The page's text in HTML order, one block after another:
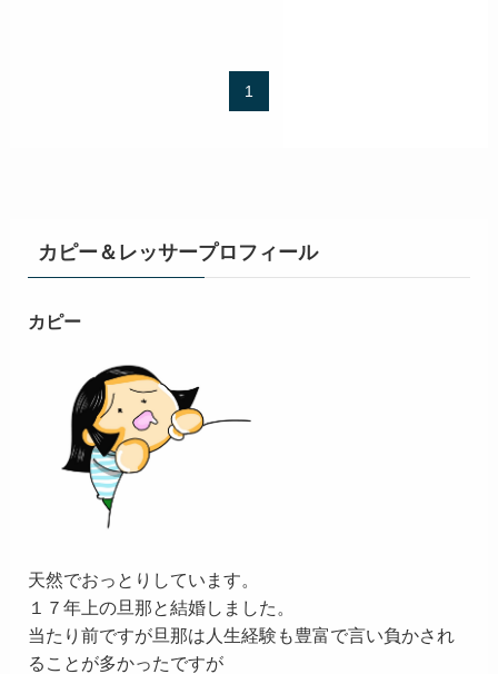
1
カピー＆レッサープロフィール
カピー
天然でおっとりしています。
１７年上の旦那と結婚しました。
当たり前ですが旦那は人生経験も豊富で言い負かされ
ることが多かったですが